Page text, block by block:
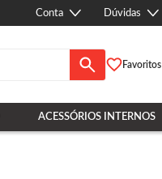
Conta Dúvidas
Favoritos
ACESSÓRIOS INTERNOS